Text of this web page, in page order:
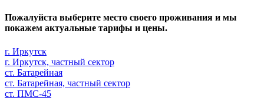
Пожалуйста выберите место своего проживания и мы
покажем актуальные тарифы и цены.
г. Иркутск
г. Иркутск, частный сектор
ст. Батарейная
ст. Батарейная, частный сектор
ст. ПМС-45